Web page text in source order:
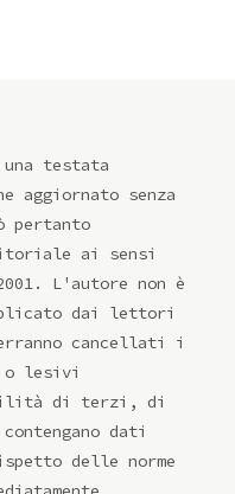
una testata
aggiornato senza
pertanto
ai sensi
L'autore non è
dai lettori
cancellati i
o lesivi
di terzi, di
dati
delle norme